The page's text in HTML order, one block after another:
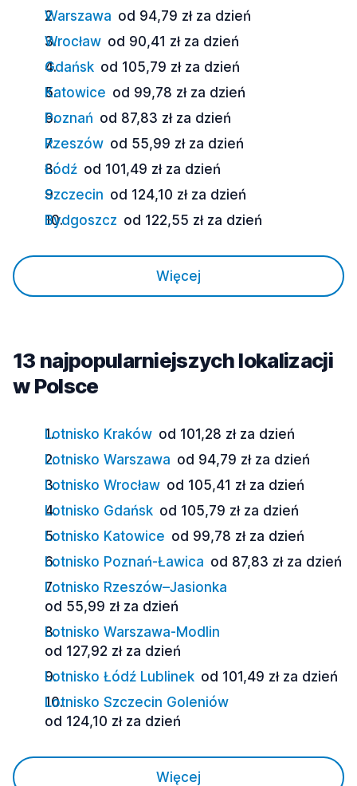
Warszawa od 94,79 zł za dzień
Wrocław od 90,41 zł za dzień
Gdańsk od 105,79 zł za dzień
Katowice od 99,78 zł za dzień
Poznań od 87,83 zł za dzień
Rzeszów od 55,99 zł za dzień
Łódź od 101,49 zł za dzień
Szczecin od 124,10 zł za dzień
Bydgoszcz od 122,55 zł za dzień
Więcej
13 najpopularniejszych lokalizacji
w Polsce
Lotnisko Kraków od 101,28 zł za dzień
Lotnisko Warszawa od 94,79 zł za dzień
Lotnisko Wrocław od 105,41 zł za dzień
Lotnisko Gdańsk od 105,79 zł za dzień
Lotnisko Katowice od 99,78 zł za dzień
Lotnisko Poznań-Ławica od 87,83 zł za dzień
Lotnisko Rzeszów–Jasionka
od 55,99 zł za dzień
Lotnisko Warszawa-Modlin
od 127,92 zł za dzień
Lotnisko Łódź Lublinek od 101,49 zł za dzień
Lotnisko Szczecin Goleniów
od 124,10 zł za dzień
Więcej